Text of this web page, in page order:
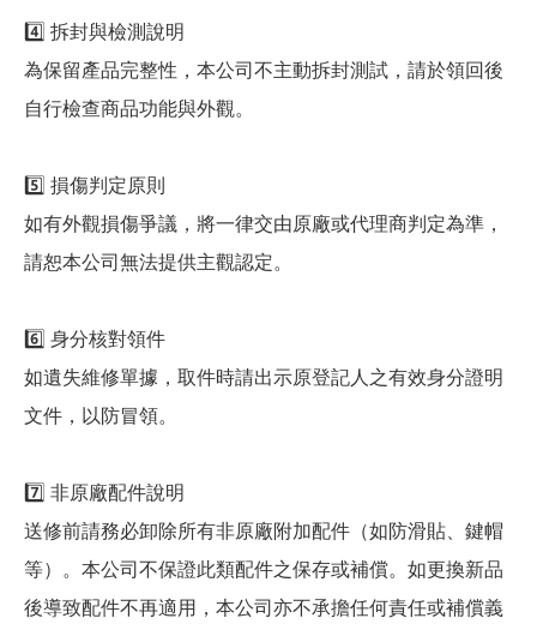
4️⃣ 拆封與檢測說明
為保留產品完整性，本公司不主動拆封測試，請於領回後
自行檢查商品功能與外觀。
5️⃣ 損傷判定原則
如有外觀損傷爭議，將一律交由原廠或代理商判定為準，
請恕本公司無法提供主觀認定。
6️⃣ 身分核對領件
如遺失維修單據，取件時請出示原登記人之有效身分證明
文件，以防冒領。
7️⃣ 非原廠配件說明
送修前請務必卸除所有非原廠附加配件（如防滑貼、鍵帽
等）。本公司不保證此類配件之保存或補償。如更換新品
後導致配件不再適用，本公司亦不承擔任何責任或補償義